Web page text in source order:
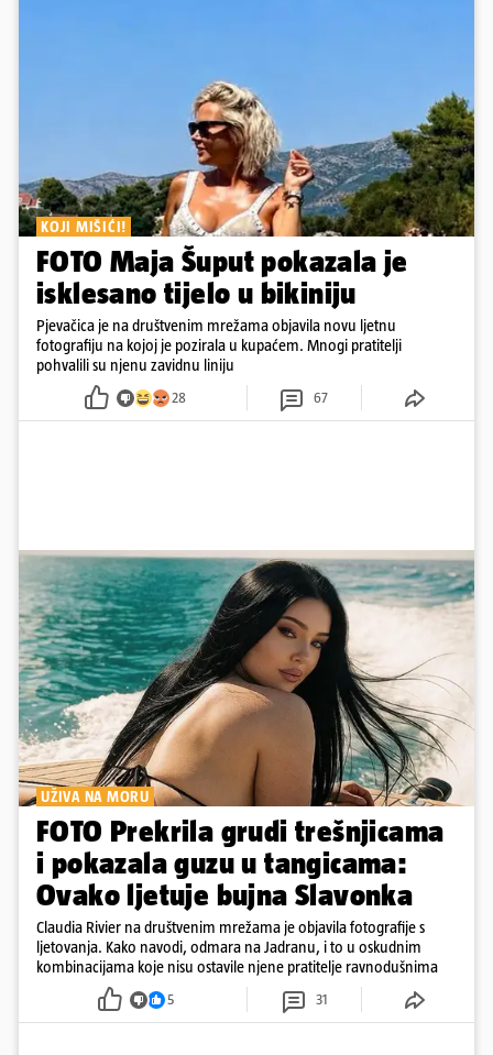
KOJI MIŠIĆI!
FOTO Maja Šuput pokazala je
isklesano tijelo u bikiniju
Pjevačica je na društvenim mrežama objavila novu ljetnu
fotografiju na kojoj je pozirala u kupaćem. Mnogi pratitelji
pohvalili su njenu zavidnu liniju
28 67
UŽIVA NA MORU
FOTO Prekrila grudi trešnjicama
i pokazala guzu u tangicama:
Ovako ljetuje bujna Slavonka
Claudia Rivier na društvenim mrežama je objavila fotografije s
ljetovanja. Kako navodi, odmara na Jadranu, i to u oskudnim
kombinacijama koje nisu ostavile njene pratitelje ravnodušnima
5 31